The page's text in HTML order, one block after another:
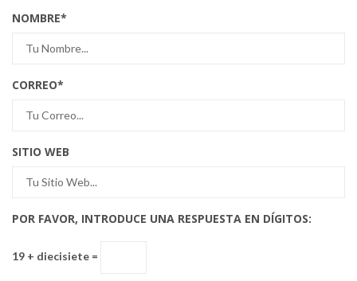
NOMBRE*
CORREO*
SITIO WEB
POR FAVOR, INTRODUCE UNA RESPUESTA EN DÍGITOS:
19 + diecisiete =